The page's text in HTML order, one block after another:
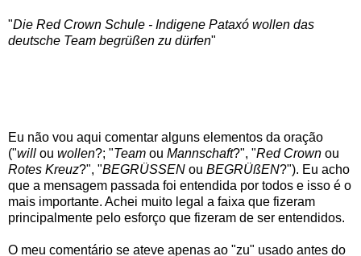
"Die Red Crown Schule - Indigene Pataxó wollen das
deutsche Team begrüßen zu dürfen"
Eu não vou aqui comentar alguns elementos da oração
("will ou wollen?; "Team ou Mannschaft?", "Red Crown ou
Rotes Kreuz?", "BEGRÜSSEN ou BEGRÜßEN?"). Eu acho
que a mensagem passada foi entendida por todos e isso é o
mais importante. Achei muito legal a faixa que fizeram
principalmente pelo esforço que fizeram de ser entendidos.
O meu comentário se ateve apenas ao "zu" usado antes do